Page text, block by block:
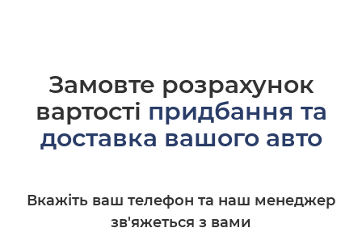
Замовте розрахунок
вартості придбання та
доставка вашого авто
Вкажіть ваш телефон та наш менеджер
зв'яжеться з вами